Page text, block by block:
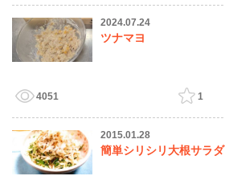
2024.07.24
ツナマヨ
4051
1
2015.01.28
簡単シリシリ大根サラダ